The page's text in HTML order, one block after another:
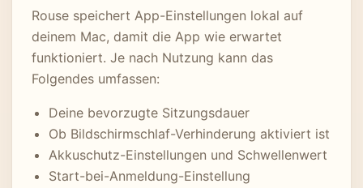
Rouse speichert App-Einstellungen lokal auf
deinem Mac, damit die App wie erwartet
funktioniert. Je nach Nutzung kann das
Folgendes umfassen:
Deine bevorzugte Sitzungsdauer
Ob Bildschirmschlaf-Verhinderung aktiviert ist
Akkuschutz-Einstellungen und Schwellenwert
Start-bei-Anmeldung-Einstellung